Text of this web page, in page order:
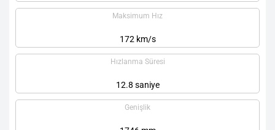
Maksimum Hız
172 km/s
Hızlanma Süresi
12.8 saniye
Genişlik